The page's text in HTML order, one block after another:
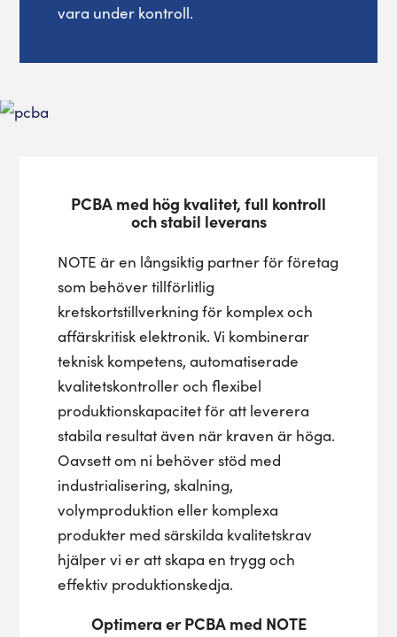
vara under kontroll.
PCBA med hög kvalitet, full kontroll
och stabil leverans
NOTE är en långsiktig partner för företag
som behöver tillförlitlig
kretskortstillverkning för komplex och
affärskritisk elektronik. Vi kombinerar
teknisk kompetens, automatiserade
kvalitetskontroller och flexibel
produktionskapacitet för att leverera
stabila resultat även när kraven är höga.
Oavsett om ni behöver stöd med
industrialisering, skalning,
volymproduktion eller komplexa
produkter med särskilda kvalitetskrav
hjälper vi er att skapa en trygg och
effektiv produktionskedja.
Optimera er PCBA med NOTE